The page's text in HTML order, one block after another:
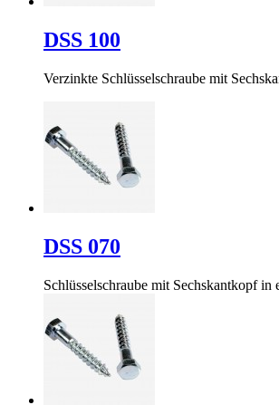
DSS 100
Verzinkte Schlüsselschraube mit
DSS 070
Schlüsselschraube mit Sechskantkopf